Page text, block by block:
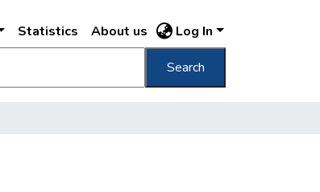
Statistics About us Log In
Search